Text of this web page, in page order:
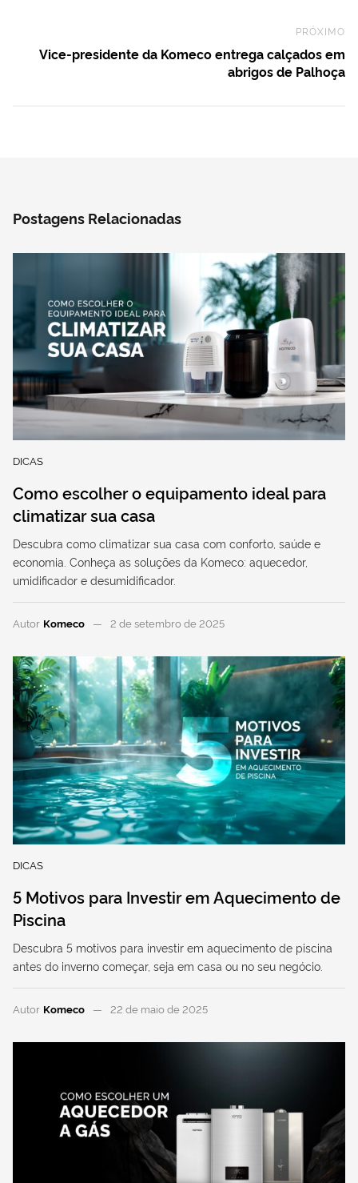
PRÓXIMO
Vice-presidente da Komeco entrega calçados em
abrigos de Palhoça
Postagens Relacionadas
DICAS
Como escolher o equipamento ideal para
climatizar sua casa
Descubra como climatizar sua casa com conforto, saúde e
economia. Conheça as soluções da Komeco: aquecedor,
umidificador e desumidificador.
Autor Komeco 2 de setembro de 2025
DICAS
5 Motivos para Investir em Aquecimento de
Piscina
Descubra 5 motivos para investir em aquecimento de piscina
antes do inverno começar, seja em casa ou no seu negócio.
Autor Komeco 22 de maio de 2025